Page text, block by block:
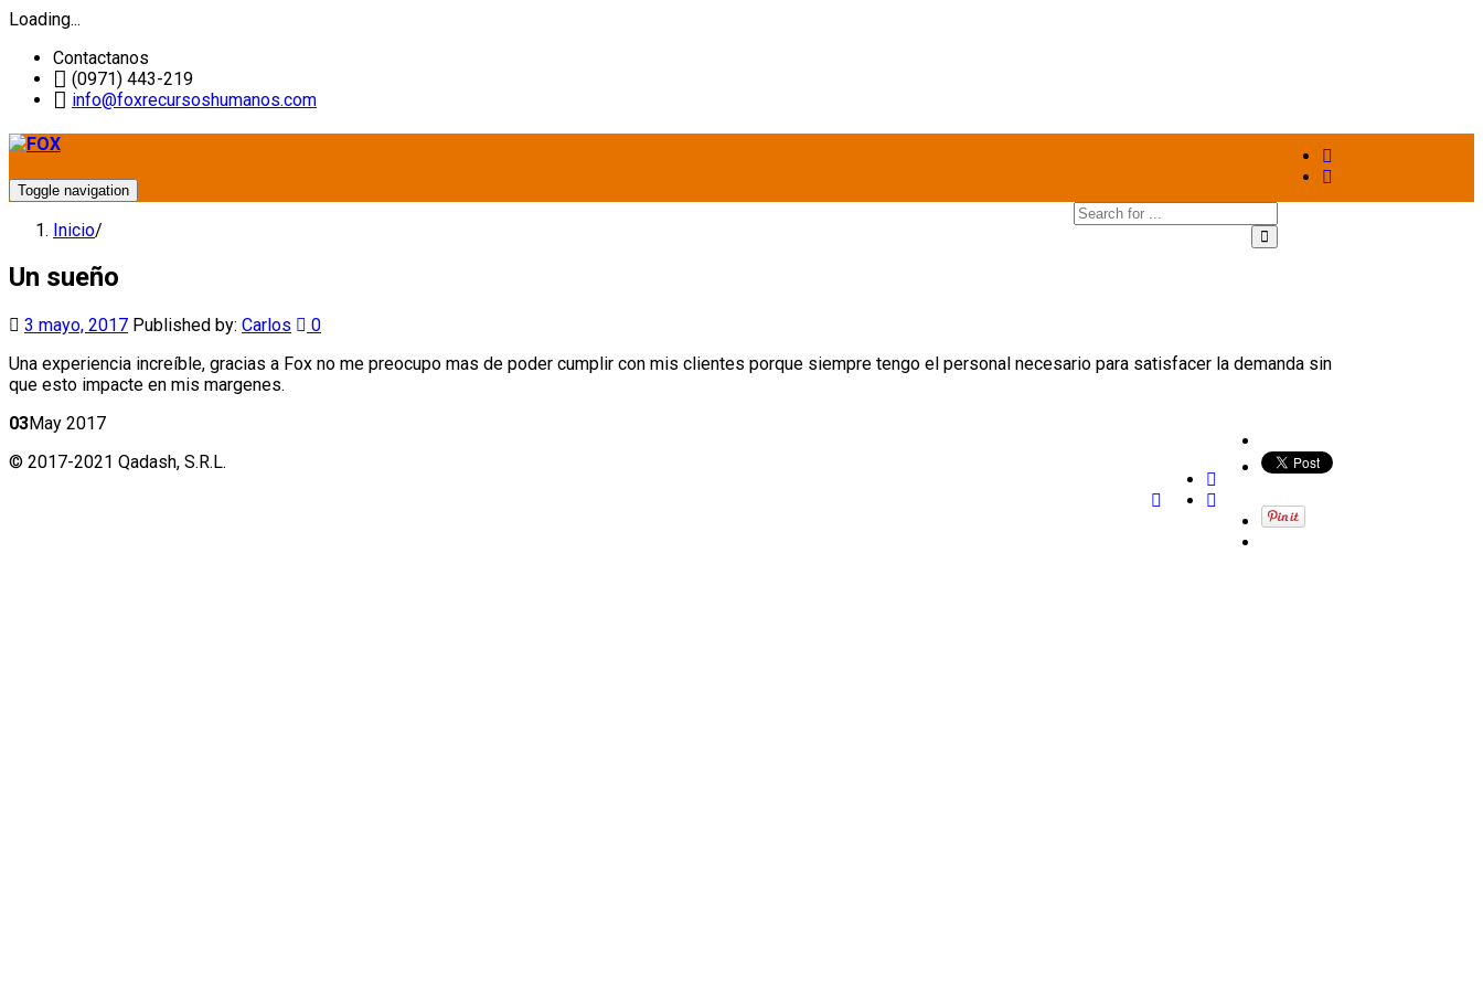
Loading...
Contactanos
(0971) 443-219
info@foxrecursoshumanos.com
Toggle navigation
Inicio/
Un sueño
3 mayo, 2017 Published by: Carlos
0
Una experiencia increíble, gracias a Fox no me preocupo mas de poder cumplir con mis clientes porque siempre tengo el personal necesario para satisfacer la demanda sin
que esto impacte en mis margenes.
03May 2017
© 2017-2021 Qadash, S.R.L.